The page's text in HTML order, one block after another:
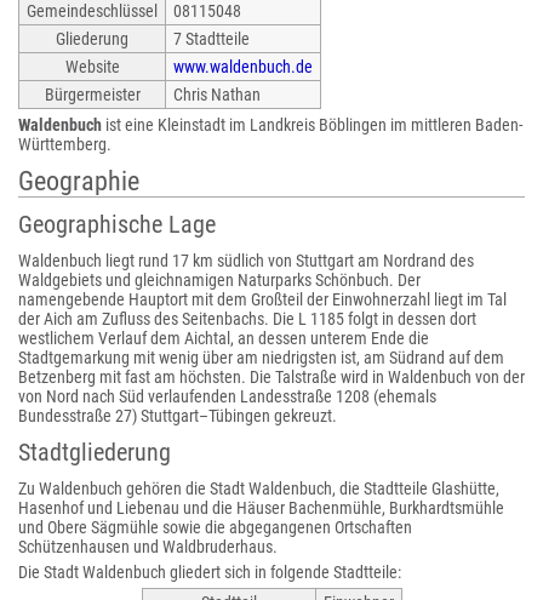
Gemeindeschlüssel
08115048
Gliederung
7 Stadtteile
Website
www.waldenbuch.de
Bürgermeister
Chris Nathan
Waldenbuch ist eine Kleinstadt im Landkreis Böblingen im mittleren Baden-
Württemberg.
Geographie
Geographische Lage
Waldenbuch liegt rund 17 km südlich von Stuttgart am Nordrand des
Waldgebiets und gleichnamigen Naturparks Schönbuch. Der
namengebende Hauptort mit dem Großteil der Einwohnerzahl liegt im Tal
der Aich am Zufluss des Seitenbachs. Die L 1185 folgt in dessen dort
westlichem Verlauf dem Aichtal, an dessen unterem Ende die
Stadtgemarkung mit wenig über am niedrigsten ist, am Südrand auf dem
Betzenberg mit fast am höchsten. Die Talstraße wird in Waldenbuch von der
von Nord nach Süd verlaufenden Landesstraße 1208 (ehemals
Bundesstraße 27) Stuttgart–Tübingen gekreuzt.
Stadtgliederung
Zu Waldenbuch gehören die Stadt Waldenbuch, die Stadtteile Glashütte,
Hasenhof und Liebenau und die Häuser Bachenmühle, Burkhardtsmühle
und Obere Sägmühle sowie die abgegangenen Ortschaften
Schützenhausen und Waldbruderhaus.
Die Stadt Waldenbuch gliedert sich in folgende Stadtteile: